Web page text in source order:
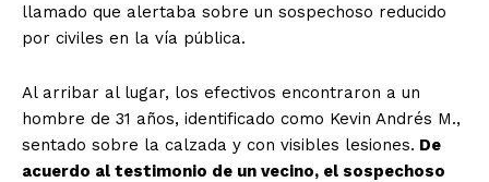
llamado que alertaba sobre un sospechoso reducido
por civiles en la vía pública.
Al arribar al lugar, los efectivos encontraron a un
hombre de 31 años, identificado como Kevin Andrés M.,
sentado sobre la calzada y con visibles lesiones. De
acuerdo al testimonio de un vecino, el sospechoso